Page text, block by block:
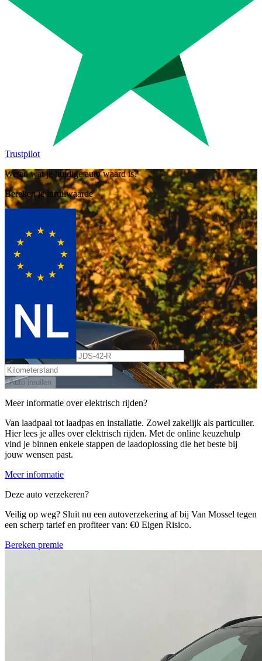
Trustpilot
Weten wat je huidige auto waard is?
Bereken je inruilwaarde
Auto inruilen
Meer informatie over elektrisch rijden?
Van laadpaal tot laadpas en installatie. Zowel zakelijk als particulier.
Hier lees je alles over elektrisch rijden. Met de online keuzehulp
vind je binnen enkele stappen de laadoplossing die het beste bij
jouw wensen past.
Meer informatie
Deze auto verzekeren?
Veilig op weg? Sluit nu een autoverzekering af bij Van Mossel tegen
een scherp tarief en profiteer van: €0 Eigen Risico.
Bereken premie